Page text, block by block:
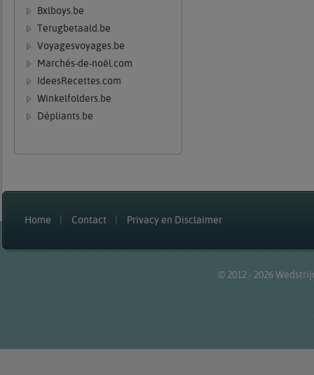
Bxlboys.be
Terugbetaald.be
Voyagesvoyages.be
Marchés-de-noël.com
IdeesRecettes.com
Winkelfolders.be
Dépliants.be
Home Contact Privacy en Disclaimer
© 2012 - 2026